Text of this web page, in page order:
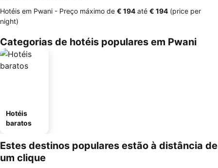
Hotéis em Pwani - Preço máximo de ‎€ 194 até ‎€ 194 (price per
night)
Categorias de hotéis populares em Pwani
Hotéis
baratos
Estes destinos populares estão à distância de
um clique